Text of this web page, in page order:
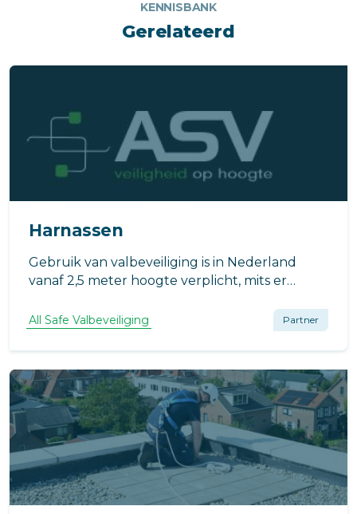
KENNISBANK
Gerelateerd
Harnassen
Gebruik van valbeveiliging is in Nederland
vanaf 2,5 meter hoogte verplicht, mits er
veiligheidsvoorzieningen getroffen kunnen
All Safe Valbeveiliging Partner